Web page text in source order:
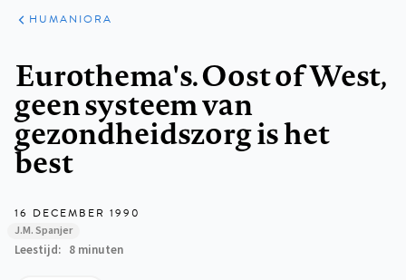
ARTIKELEN
PERSPECTIEF
HUMANIORA
Eurothema's. Oost of West,
geen systeem van
gezondheidszorg is het
best
16 DECEMBER 1990
J.M. Spanjer
Leestijd 8 minuten